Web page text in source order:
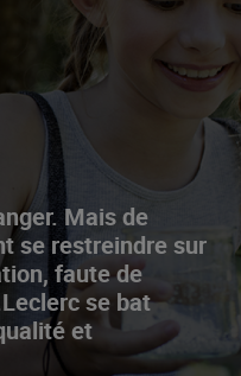
Mais de
se restreindre sur
faute de
se bat
et